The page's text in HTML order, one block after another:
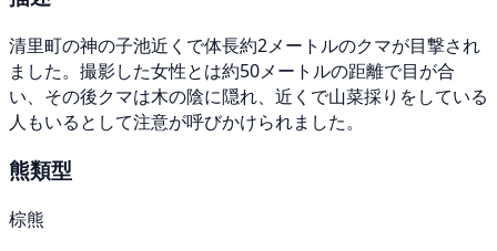
清里町の神の子池近くで体長約2メートルのクマが目撃され
ました。撮影した女性とは約50メートルの距離で目が合
い、その後クマは木の陰に隠れ、近くで山菜採りをしている
人もいるとして注意が呼びかけられました。
熊類型
棕熊